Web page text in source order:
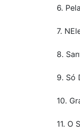
6.
7.
8.
9. Só
10.
11. O